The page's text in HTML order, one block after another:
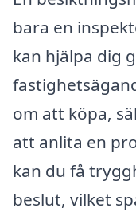
bara en
kan hjälpa dig
om att köpa,
att anlita en
kan du få
beslut, vilket